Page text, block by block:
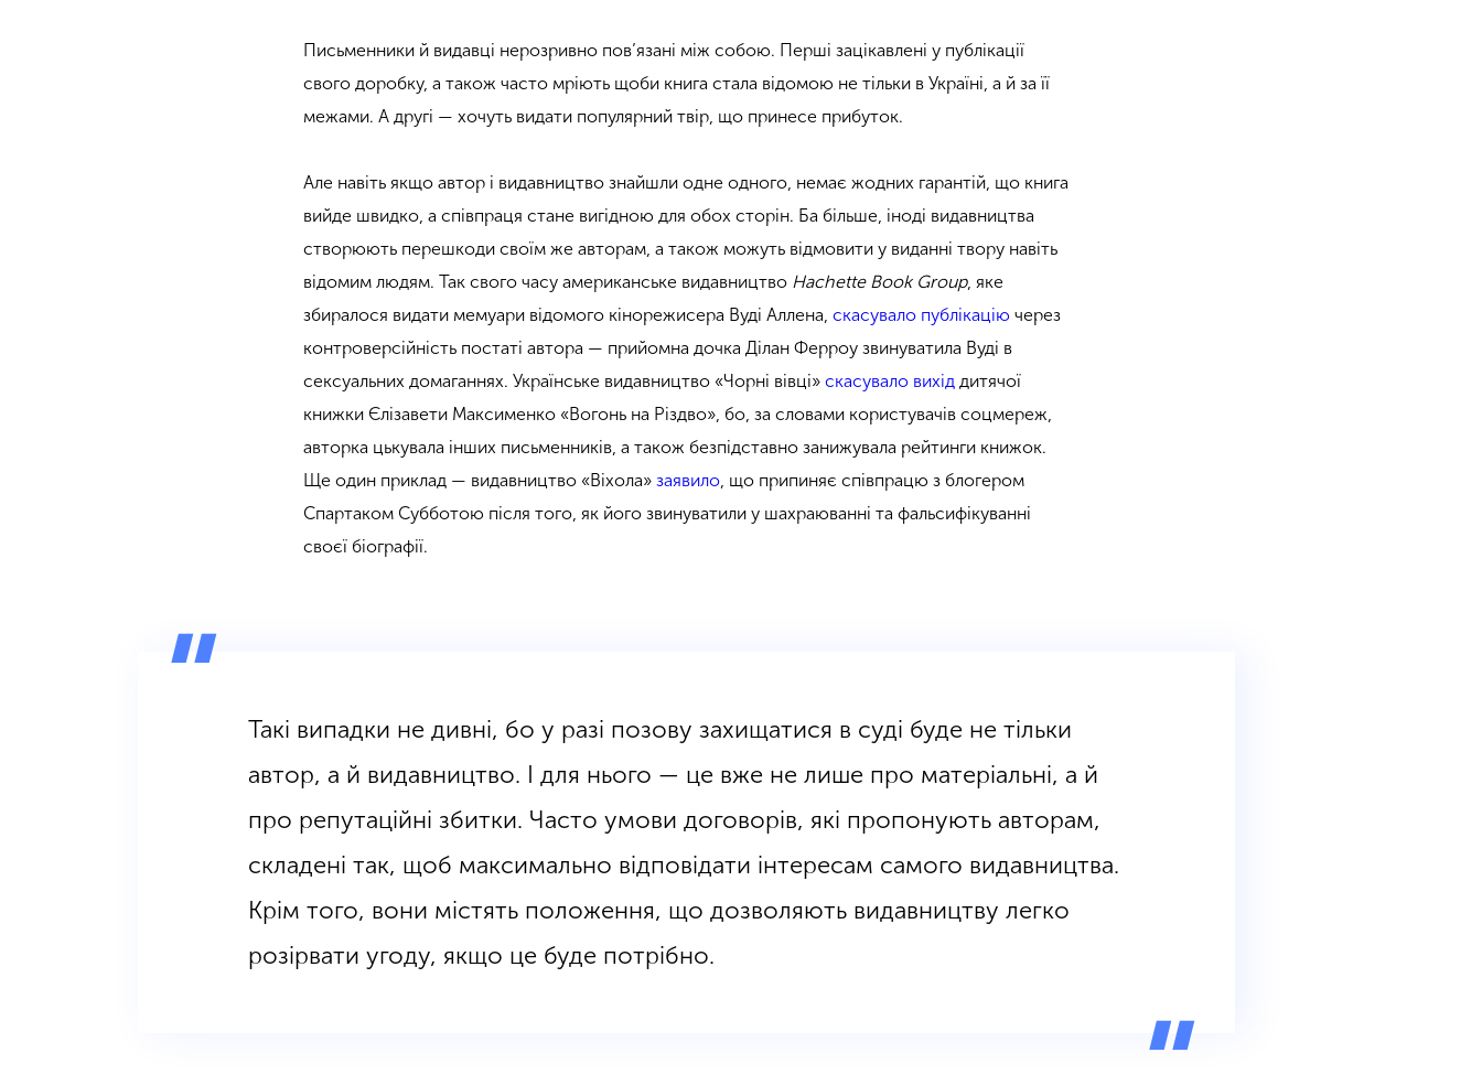
Письменники й видавці нерозривно пов’язані між собою. Перші зацікавлені у публікації
свого доробку, а також часто мріють щоби книга стала відомою не тільки в Україні, а й за її
межами. А другі — хочуть видати популярний твір, що принесе прибуток.
Але навіть якщо автор і видавництво знайшли одне одного, немає жодних гарантій, що книга
вийде швидко, а співпраця стане вигідною для обох сторін. Ба більше, іноді видавництва
створюють перешкоди своїм же авторам, а також можуть відмовити у виданні твору навіть
відомим людям. Так свого часу американське видавництво Hachette Book Group, яке
збиралося видати мемуари відомого кінорежисера Вуді Аллена,скасувало публікацію через
контроверсійність постаті автора — прийомна дочка Ділан Ферроу звинуватила Вуді в
сексуальних домаганнях. Українське видавництво «Чорні вівці»скасувало вихід дитячої
книжки Єлізавети Максименко «Вогонь на Різдво», бо, за словами користувачів соцмереж,
авторка цькувала інших письменників, а також безпідставно занижувала рейтинги книжок.
Ще один приклад — видавництво «Віхола»заявило, що припиняє співпрацю з блогером
Спартаком Субботою після того, як його звинуватили у шахраюванні та фальсифікуванні
своєї біографії.
Такі випадки не дивні, бо у разі позову захищатися в суді буде не тільки
автор, а й видавництво. І для нього — це вже не лише про матеріальні, а й
про репутаційні збитки. Часто умови договорів, які пропонують авторам,
складені так, щоб максимально відповідати інтересам самого видавництва.
Крім того, вони містять положення, що дозволяють видавництву легко
розірвати угоду, якщо це буде потрібно.